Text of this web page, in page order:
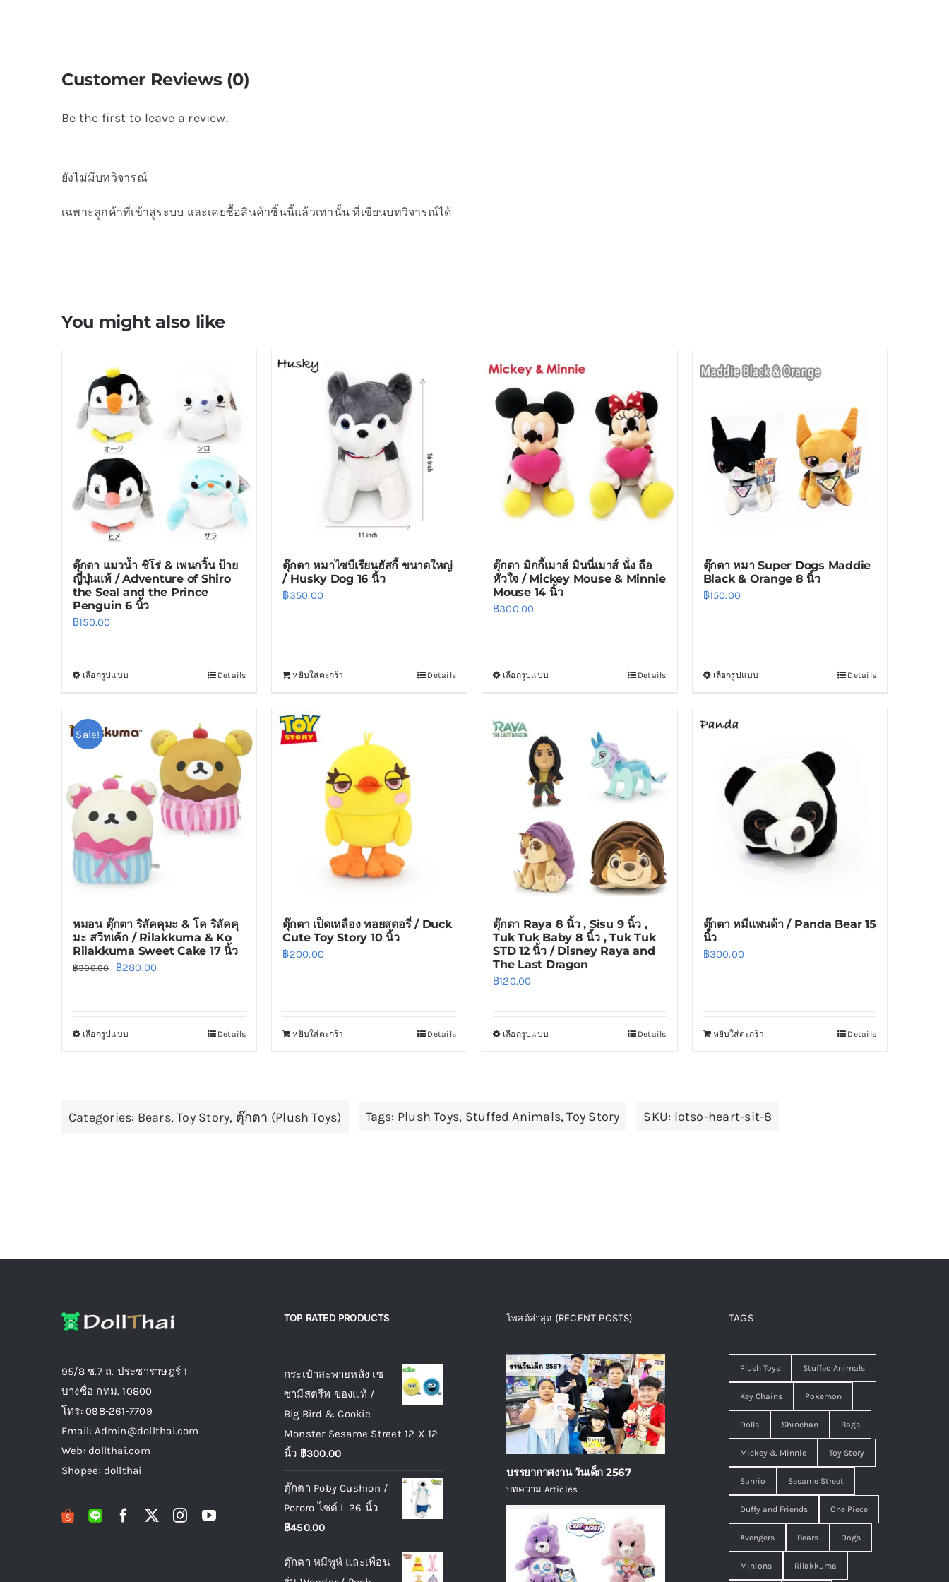
Customer Reviews (0)
Be the first to leave a review.
ยังไม่มีบทวิจารณ์
เฉพาะลูกค้าที่เข้าสู่ระบบ และเคยซื้อสินค้าชิ้นนี้แล้วเท่านั้น ที่เขียนบทวิจารณ์ได้
You might also like
ตุ๊กตา แมวน้ำ ชิโร่ & เพนกวิ้น ป้าย
ญี่ปุ่นแท้ / Adventure of Shiro
the Seal and the Prince
Penguin 6 นิ้ว
฿150.00
เลือกรูปแบบThis
multiple
variants.
options
may
be
chosen
on
product
page
Details
ตุ๊กตา หมาไซบีเรียนฮัสกี้ ขนาดใหญ่
/ Husky Dog 16 นิ้ว
฿350.00
หยิบใส่ตะกร้า Details
ตุ๊กตา มิกกี้เมาส์ มินนี่เมาส์ นั่ง ถือ
หัวใจ / Mickey Mouse & Minnie
Mouse 14 นิ้ว
฿300.00
เลือกรูปแบบ
multiple
variants.
The
options
be
chosen
on
the
product
page
Details
ตุ๊กตา หมา Super Dogs Maddie
Black & Orange 8 นิ้ว
฿150.00
เลือกรูปแบบ
may
be
chosen
product
Details
Sale!
หมอน ตุ๊กตา ริลัคคุมะ & โค ริลัคคุ
มะ สวีทเค้ก / Rilakkuma & Ko
Rilakkuma Sweet Cake 17 นิ้ว
฿300.00
Original
฿280.00
เลือกรูปแบบThis
variants.
Details
ตุ๊กตา เป็ดเหลือง ทอยสตอรี่ / Duck
Cute Toy Story 10 นิ้ว
฿200.00
หยิบใส่ตะกร้า Details
ตุ๊กตา Raya 8 นิ้ว , Sisu 9 นิ้ว ,
Tuk Tuk Baby 8 นิ้ว , Tuk Tuk
STD 12 นิ้ว / Disney Raya and
The Last Dragon
฿120.00
เลือกรูปแบบ
variants.
Details
ตุ๊กตา หมีแพนด้า / Panda Bear 15
นิ้ว
฿300.00
หยิบใส่ตะกร้า Details
Categories: Bears,Toy Story, ตุ๊กตา (Plush Toys) Tags: Plush Toys, Stuffed Animals,Toy Story SKU: lotso-heart-sit-8
95/8 ซ.7 ถ. ประชาราษฎร์ 1
บางซื่อ กทม. 10800
โทร: 098-261-7709
Email: Admin@dollthai.com
Web: dollthai.com
Shopee: dollthai
TOP RATED PRODUCTS
กระเป๋าสะพายหลัง เซ
ซามีสตรีท ของแท้ /
Big Bird & Cookie
Monster Sesame Street 12 X 12
นิ้ว ฿300.00
ตุ๊กตา Poby Cushion /
Pororo ไซด์ L 26 นิ้ว
฿450.00
ตุ๊กตา หมีพูห์ และเพื่อน
โพสต์ล่าสุด (RECENT POSTS)
บรรยากาศงาน วันเด็ก 2567
บทความ Articles
TAGS
Plush Toys Stuffed Animals
Key Chains Pokemon
Dolls Shinchan Bags
Mickey & Minnie Toy Story
Sanrio Sesame Street
Duffy and Friends One Piece
Avengers Bears Dogs
Minions Rilakkuma